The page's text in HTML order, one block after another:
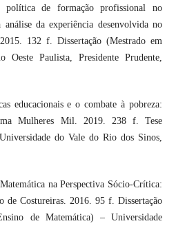
de formação profissional no
da experiência desenvolvida no
132 f. Dissertação (Mestrado em
Oeste Paulista, Presidente Prudente,
educacionais e o combate à pobreza:
Mulheres Mil. 2019. 238 f. Tese
do Vale do Rio dos Sinos,
na Perspectiva Sócio-Crítica:
de Costureiras. 2016. 95 f. Dissertação
de Matemática) – Universidade